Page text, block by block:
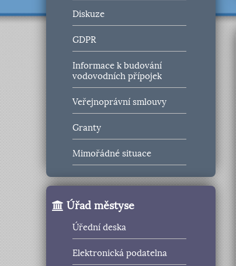
Diskuze
GDPR
Informace k budování
vodovodních přípojek
Veřejnoprávní smlouvy
Granty
Mimořádné situace
Úřad městyse
Úřední deska
Elektronická podatelna